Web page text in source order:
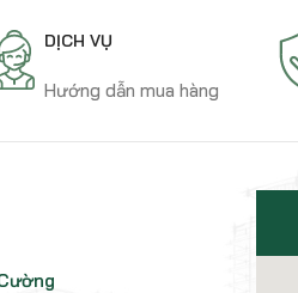
DỊCH VỤ
Hướng dẫn mua hàng